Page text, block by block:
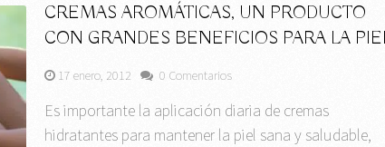
CREMAS AROMÁTICAS, UN PRODUCTO
CON GRANDES BENEFICIOS PARA LA
17 enero, 2012 0 Comentarios
Es importante la aplicación diaria de cremas
hidratantes para mantener la piel sana y saludable,